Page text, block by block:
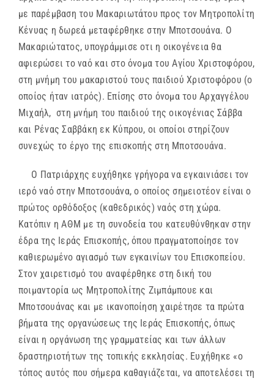
με παρέμβαση του Μακαριωτάτου προς τον Μητροπολίτη
Κένυας η δωρεά μεταφέρθηκε στην Μποτσουάνα. Ο
Μακαριώτατος, υπογράμμισε οτι η οικογένεια θα
αφιερώσει το ναό και στο όνομα του Αγίου Χριστοφόρου,
στη μνήμη του μακαριστού τους παιδιού Χριστοφόρου (ο
οποίος ήταν ιατρός). Επίσης στο όνομα του Αρχαγγέλου
Μιχαήλ, στη μνήμη του παιδιού της οικογένιας Σάββα
και Ρένας Σαββάκη εκ Κύπρου, οι οποίοι στηρίζουν
συνεχώς το έργο της επισκοπής στη Μποτσουάνα.
Ο Πατριάρχης ευχήθηκε γρήγορα να εγκαινιάσει τον
ιερό ναό στην Μποτσουάνα, ο οποίος σημειοτέον είναι ο
πρώτος ορθόδοξος (καθεδρικός) ναός στη χώρα.
Κατόπιν η ΑΘΜ με τη συνοδεία του κατευθύνθηκαν στην
έδρα της Ιεράς Επισκοπής, όπου πραγματοποίησε τον
καθιερωμένο αγιασμό των εγκαινίων του Επισκοπείου.
Στον χαιρετισμό του αναφέρθηκε στη δική του
ποιμαντορία ως Μητροπολίτης Ζιμπάμπουε και
Μποτσουάνας και με ικανοποίηση χαιρέτησε τα πρώτα
βήματα της οργανώσεως της Ιεράς Επισκοπής, όπως
είναι η οργάνωση της γραμματείας και των άλλων
δραστηριοτήτων της τοπικής εκκλησίας. Ευχήθηκε «ο
τόπος αυτός που σήμερα καθαγιάζεται, να αποτελέσει τη